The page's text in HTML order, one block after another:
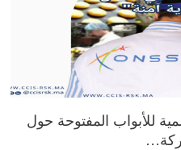
للأبواب المفتوحة حول